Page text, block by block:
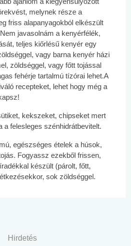
melynek része a
friss alapanyagokból elkészült
javasolnám a kenyérfélék,
teljes kiőrlésű kenyér egy
vagy barna kenyér házi
zöldséggel, vagy főtt tojással
fehérje tartalmú tízórai lehet.A
recepteket, lehet hogy még a
kekszeket, chipseket mert
a felesleges szénhidrátbevitelt.
egészséges ételek a húsok,
Fogyassz ezekből frissen,
készült (párolt, főtt,
sok zöldséggel.
Hirdetés